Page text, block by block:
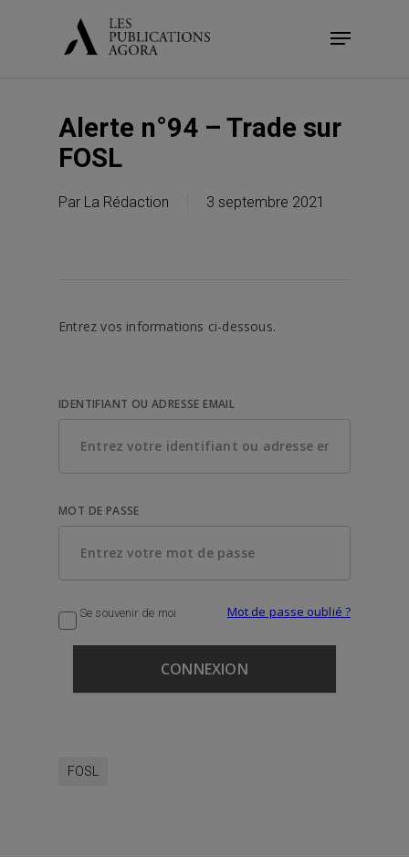
Menu
Alerte n°94 – Trade sur
FOSL
Par La Rédaction 3 septembre 2021
Entrez vos informations ci-dessous.
IDENTIFIANT OU ADRESSE EMAIL
MOT DE PASSE
Se souvenir de moi Mot de passe oublié ?
FOSL